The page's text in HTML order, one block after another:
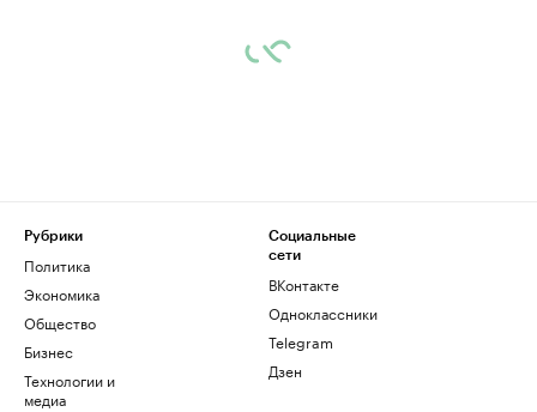
Рубрики
Политика
Экономика
Общество
Бизнес
Технологии и
медиа
Социальные
сети
ВКонтакте
Одноклассники
Telegram
Дзен